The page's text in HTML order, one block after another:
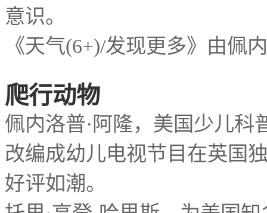
意识。
《天气(6+)/发现更多》由佩
爬行动物
佩内洛普·阿隆，美国少儿科
改编成幼儿电视节目在英国
好评如潮。